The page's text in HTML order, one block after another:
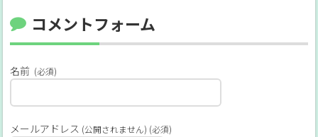
コメントフォーム
名前 (必須)
メールアドレス (公開されません) (必須)